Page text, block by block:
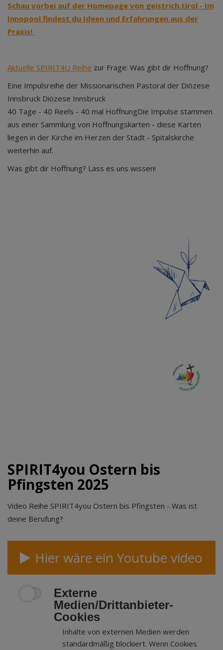
Schau vorbei auf der Homepage von geistrich.tirol - Im
Innopool findest du Ideen und Erfahrungen aus der
Praxis!
Aktuelle SPIRIT4U Reihe zur Frage: Was gibt dir Hoffnung?
Eine Impulsreihe der Missionarischen Pastoral der Diözese
Innsbruck Diözese Innsbruck
40 Tage - 40 Reels - 40 mal HoffnungDie Impulse stammen
aus einer Sammlung von Hoffnungskarten - diese Karten
liegen in der Kirche im Herzen der Stadt - Spitalskirche
weiterhin auf.
Was gibt dir Hoffnung? Lass es uns wissen!
SPIRIT4you Ostern bis
Pfingsten 2025
Video Reihe SPIRIT4you Ostern bis Pfingsten - Was ist
deine Berufung?
Hier wäre ein Youtube video
Externe
Medien/Drittanbieter-
Cookies
Inhalte von externen Medien werden
standardmäßig blockiert. Wenn Cookies